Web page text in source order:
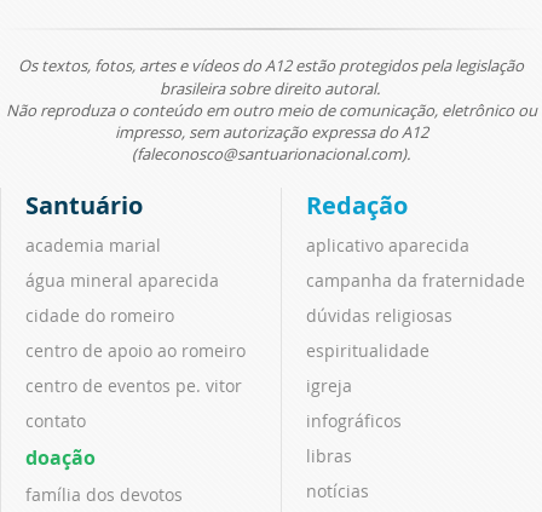
Os textos, fotos, artes e vídeos do A12 estão protegidos pela legislação
brasileira sobre direito autoral.
Não reproduza o conteúdo em outro meio de comunicação, eletrônico ou
impresso, sem autorização expressa do A12
(faleconosco@santuarionacional.com).
Santuário
academia marial
água mineral aparecida
cidade do romeiro
centro de apoio ao romeiro
centro de eventos pe. vitor
contato
doação
família dos devotos
Redação
aplicativo aparecida
campanha da fraternidade
dúvidas religiosas
espiritualidade
igreja
infográficos
libras
notícias